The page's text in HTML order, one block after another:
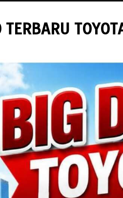
TERBARU